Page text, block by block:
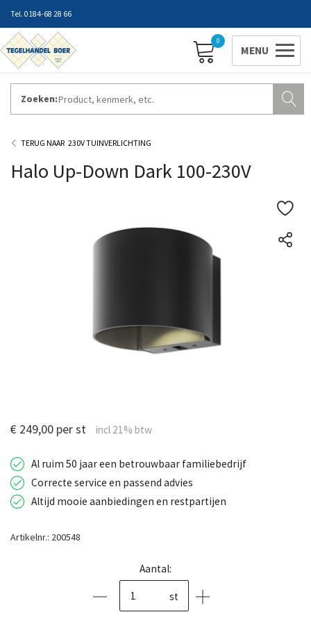
0184-68 28 66
0
Zoeken:
ZAKELIJK INLOGGEN
230V TUINVERLICHTING
Halo Up-Down Dark 100-230V
€ 249,00 per st
Al ruim 50 jaar een betrouwbaar familiebedrijf
Correcte service en passend advies
Altijd mooie aanbiedingen en restpartijen
Artikelnr.: 200548
Aantal:
st